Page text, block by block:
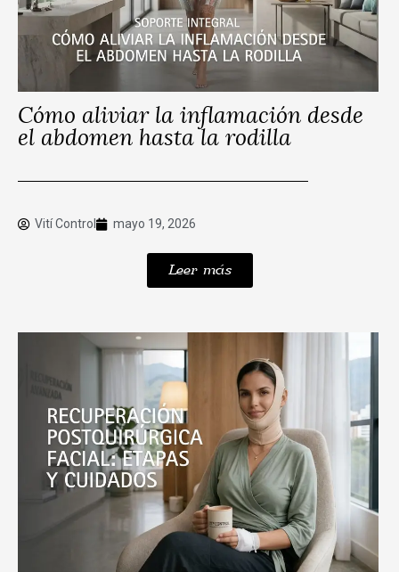
Cómo aliviar la inflamación desde
el abdomen hasta la rodilla
Vití Control mayo 19, 2026
Leer más